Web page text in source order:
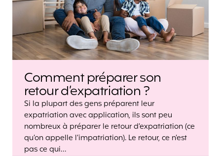
Comment préparer son
retour d’expatriation ?
Si la plupart des gens préparent leur
expatriation avec application, ils sont peu
nombreux à préparer le retour d’expatriation (ce
qu’on appelle l’impatriation). Le retour, ce n’est
pas ce qui…